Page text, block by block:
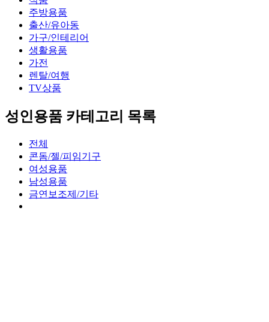
주방용품
출산/유아동
가구/인테리어
생활용품
가전
렌탈/여행
TV상품
성인용품 카테고리 목록
전체
콘돔/젤/피임기구
여성용품
남성용품
금연보조제/기타